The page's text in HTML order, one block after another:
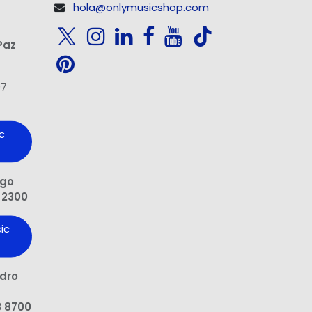
8700
hola@onlymusicshop.com